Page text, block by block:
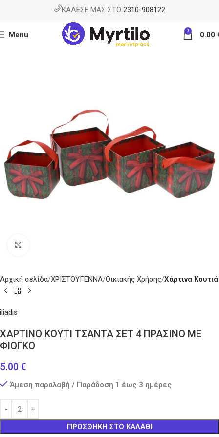
ΚΑΛΕΣΕ ΜΑΣ ΣΤΟ 2310-908122
Menu 0 0.00
Αρχική σελίδα ΧΡΙΣΤΟΥΓΕΝΝΑ Οικιακής Χρήσης Χάρτινα Κουτιά
iliadis
ΧΑΡΤΙΝΟ ΚΟΥΤΙ ΤΣΑΝΤΑ ΣΕΤ 4 ΠΡΑΣΙΝΟ ΜΕ
ΦΙΟΓΚΟ
5.00 €
Άμεση παραλαβή / Παράδοση 1 έως 3 ημέρες
ΠΡΟΣΘΉΚΗ ΣΤΟ ΚΑΛΆΘΙ